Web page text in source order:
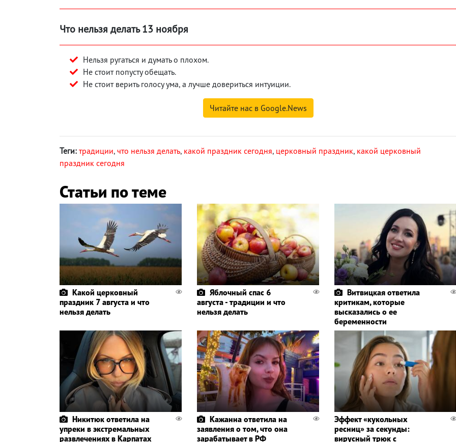
Что нельзя делать 13 ноября
Нельзя ругаться и думать о плохом.
Не стоит попусту обещать.
Не стоит верить голосу ума, а лучше довериться интуиции.
Читайте нас в Google.News
Теги: традиции, что нельзя делать, какой праздник сегодня, церковный праздник, какой церковный
праздник сегодня
Статьи по теме
Какой церковный
праздник 7 августа и что
нельзя делать
Яблочный спас 6
августа - традиции и что
нельзя делать
Витвицкая ответила
критикам, которые
высказались о ее
беременности
Никитюк ответила на
упреки в экстремальных
развлечениях в Карпатах
Кажанна ответила на
заявления о том, что она
зарабатывает в РФ
Эффект «кукольных
ресниц» за секунды:
вирусный трюк с